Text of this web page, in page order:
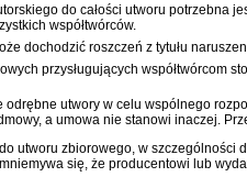
do całości utworu potrzebna
współtwórców.
dochodzić roszczeń z tytułu
przysługujących współtwórcom
odrębne utwory w celu wspólnego
a umowa nie stanowi inaczej.
utworu zbiorowego, w
się, że producentowi lub